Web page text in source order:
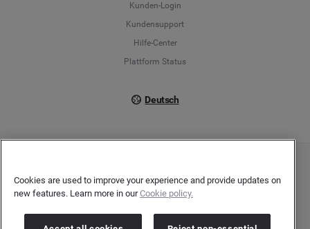
Kunden-Login
Kundensupport
Hilfe-Center
Plattform Status
Deutsch
60549 Frankfurt/Main
Registergericht: Amtsgericht Frankfurt am Main | Registernummer: HRB 138083 |
Cookies are used to improve your experience and provide updates on
new features. Learn more in ourCookie policy.